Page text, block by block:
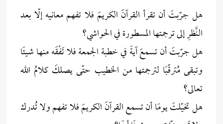
هل جرّبتَ أن تقرأ القرآنَ الكريمَ فلا تفهم معانيه إلّا بعد
النَّظرِ إلى ترجمتها المسطورة في الحواشي؟
هل جرّبتَ أن تسمعَ آيةً في خطبة الجمعة فلا تَفْقَه منها شيئًا
وتبقى مُترقّبًا لترجمتها من الخطيب حتّى يصلكَ كلامُ الله
تعالى؟
هل تخيّلتَ يومًا أن تسمع القرآنَ الكريمَ فلا تفهم ولا تُدرك